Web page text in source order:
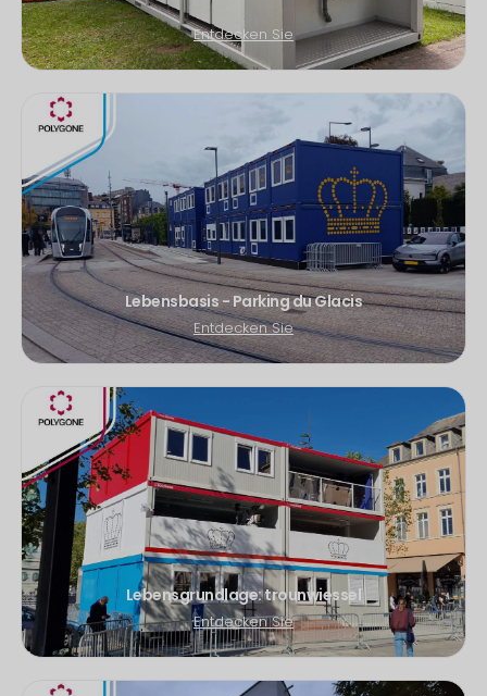
Entdecken Sie
Lebensbasis - Parking du Glacis
Entdecken Sie
Lebensgrundlage: trounwiessel
Entdecken Sie